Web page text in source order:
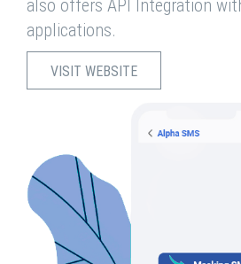
also offers API Integration
applications.
VISIT WEBSITE